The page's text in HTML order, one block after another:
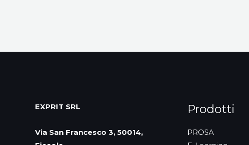
EXPRIT SRL
Via San Francesco 3, 50014,
Prodotti
PROSA